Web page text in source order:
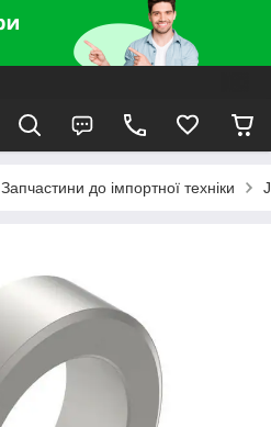
Запчастини до імпортної техніки